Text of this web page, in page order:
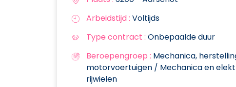
Arbeidstijd : Voltijds
Type contract : Onbepaalde duur
Beroepengroep : Mechanica,
motorvoertuigen / Mechanica en
rijwielen